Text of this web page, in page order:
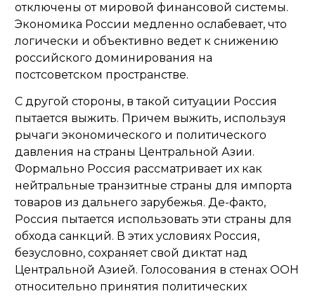
отключены от мировой финансовой системы.
Экономика России медленно ослабевает, что
логически и объективно ведет к снижению
российского доминирования на
постсоветском пространстве.
С другой стороны, в такой ситуации Россия
пытается выжить. Причем выжить, используя
рычаги экономического и политического
давления на страны Центральной Азии.
Формально Россия рассматривает их как
нейтральные транзитные страны для импорта
товаров из дальнего зарубежья. Де-факто,
Россия пытается использовать эти страны для
обхода санкций. В этих условиях Россия,
безусловно, сохраняет свой диктат над
Центральной Азией. Голосования в стенах ООН
относительно принятия политических